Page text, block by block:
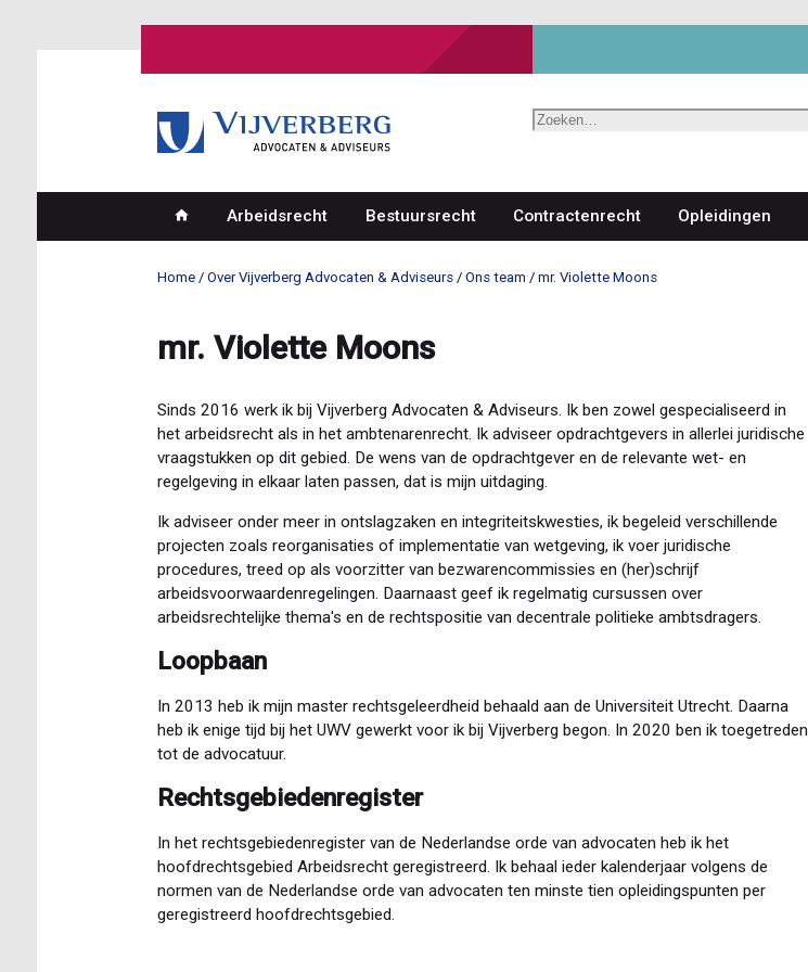
Zoeken
Hoofdnavigatie
Arbeidsrecht Bestuursrecht Contractenrecht Opleidingen
Home Over Vijverberg Advocaten & Adviseurs Ons team mr. Violette Moons
mr. Violette Moons
Sinds 2016 werk ik bij Vijverberg Advocaten & Adviseurs. Ik ben zowel gespecialiseerd in
het arbeidsrecht als in het ambtenarenrecht. Ik adviseer opdrachtgevers in allerlei juridische
vraagstukken op dit gebied. De wens van de opdrachtgever en de relevante wet- en
regelgeving in elkaar laten passen, dat is mijn uitdaging.
Ik adviseer onder meer in ontslagzaken en integriteitskwesties, ik begeleid verschillende
projecten zoals reorganisaties of implementatie van wetgeving, ik voer juridische
procedures, treed op als voorzitter van bezwarencommissies en (her)schrijf
arbeidsvoorwaardenregelingen. Daarnaast geef ik regelmatig cursussen over
arbeidsrechtelijke thema's en de rechtspositie van decentrale politieke ambtsdragers.
Loopbaan
In 2013 heb ik mijn master rechtsgeleerdheid behaald aan de Universiteit Utrecht. Daarna
heb ik enige tijd bij het UWV gewerkt voor ik bij Vijverberg begon. In 2020 ben ik toegetreden
tot de advocatuur.
Rechtsgebiedenregister
In het rechtsgebiedenregister van de Nederlandse orde van advocaten heb ik het
hoofdrechtsgebied Arbeidsrecht geregistreerd. Ik behaal ieder kalenderjaar volgens de
normen van de Nederlandse orde van advocaten ten minste tien opleidingspunten per
geregistreerd hoofdrechtsgebied.